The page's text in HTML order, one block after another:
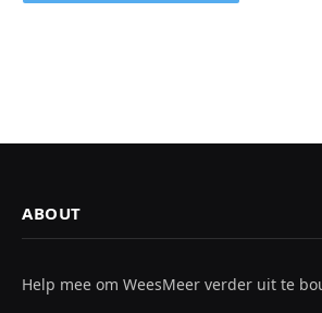
ABOUT
Help mee om WeesMeer verder uit te